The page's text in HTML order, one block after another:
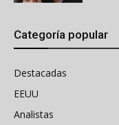
Categoría popular
Destacadas
EEUU
Analistas